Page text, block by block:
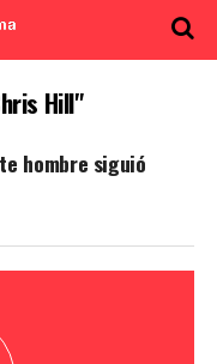
Hill"
hombre siguió